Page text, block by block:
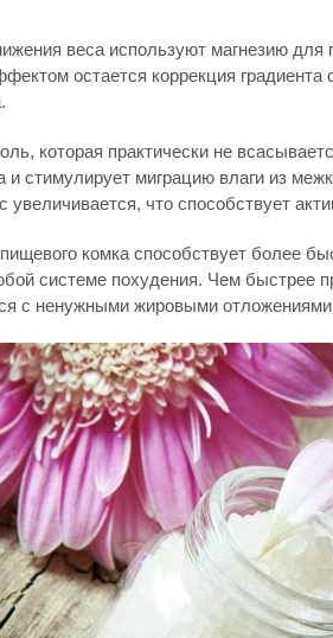
веса используют магнезию
остается коррекция градиента
которая практически не
и стимулирует миграцию влаги из
что способствует
комка способствует более
системе похудения. Чем быстрее
с ненужными жировыми